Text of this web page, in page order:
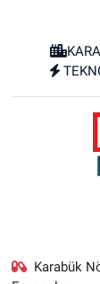
Karabük